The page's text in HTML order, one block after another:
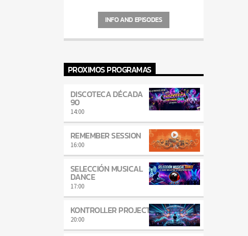
novedades que van llegando a nuestra
estación de radio.
INFO AND EPISODES
PROXIMOS PROGRAMAS
DISCOTECA DÉCADA
90
14:00
REMEMBER SESSION
16:00
SELECCIÓN MUSICAL
DANCE
17:00
KONTROLLER PROJECT
20:00